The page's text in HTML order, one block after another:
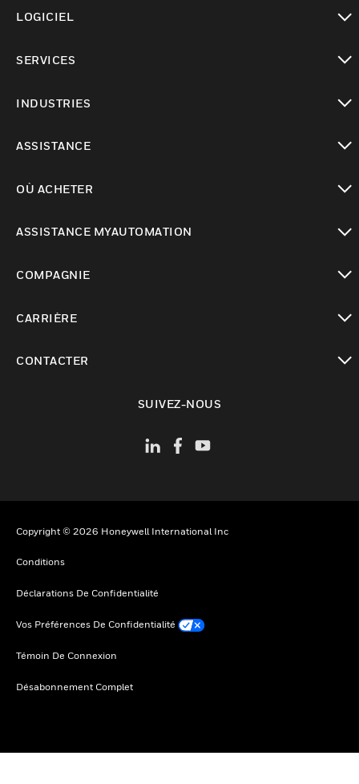
LOGICIEL
SERVICES
INDUSTRIES
ASSISTANCE
OÙ ACHETER
ASSISTANCE MYAUTOMATION
COMPAGNIE
CARRIÈRE
CONTACTER
SUIVEZ-NOUS
Copyright © 2026 Honeywell International Inc
Conditions
Déclarations De Confidentialité
Vos Préférences De Confidentialité
Témoin De Connexion
Désabonnement Complet